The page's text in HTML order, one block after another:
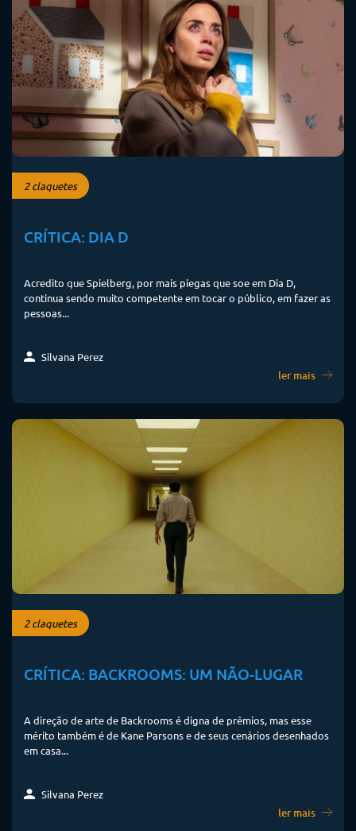
2 claquetes
CRÍTICA: DIA D
Acredito que Spielberg, por mais piegas que soe em Dia D,
continua sendo muito competente em tocar o público, em fazer as
pessoas...
Silvana Perez
ler mais
2 claquetes
CRÍTICA: BACKROOMS: UM NÃO-LUGAR
A direção de arte de Backrooms é digna de prêmios, mas esse
mérito também é de Kane Parsons e de seus cenários desenhados
em casa...
Silvana Perez
ler mais